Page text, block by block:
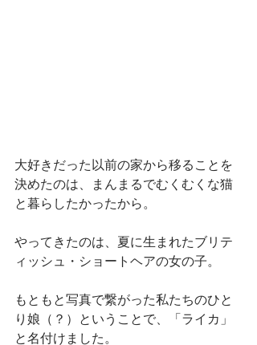
大好きだった以前の家から移ることを
決めたのは、まんまるでむくむくな猫
と暮らしたかったから。
やってきたのは、夏に生まれたブリテ
ィッシュ・ショートヘアの女の子。
もともと写真で繋がった私たちのひと
り娘（？）ということで、「ライカ」
と名付けました。